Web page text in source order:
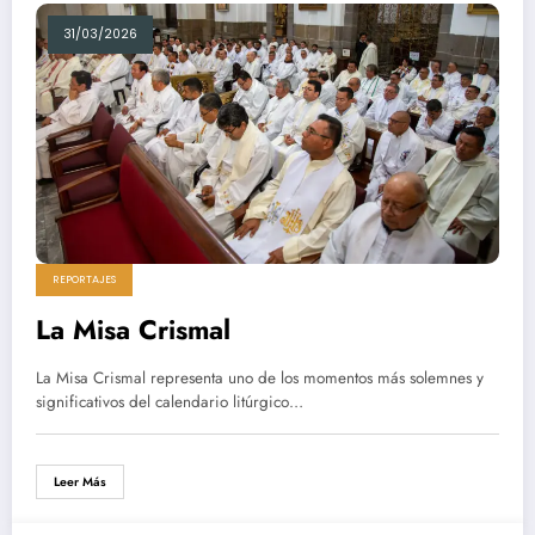
31/03/2026
REPORTAJES
La Misa Crismal
La Misa Crismal representa uno de los momentos más solemnes y
significativos del calendario litúrgico…
Leer Más